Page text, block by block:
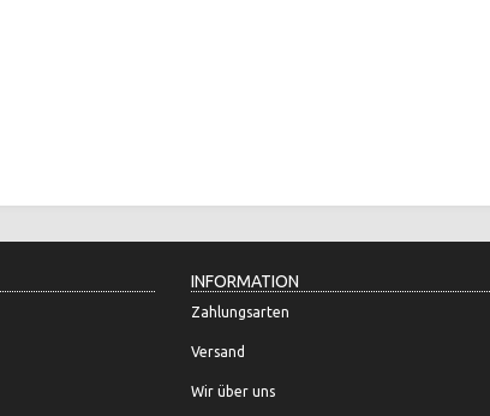
INFORMATION
Zahlungsarten
Versand
Wir über uns